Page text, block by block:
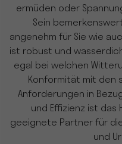
ermüden oder
Sein
angenehm für Sie wie
ist robust und
egal bei welchen
Konformität mit den
Anforderungen in
und Effizienz ist das
geeignete Partner für
und